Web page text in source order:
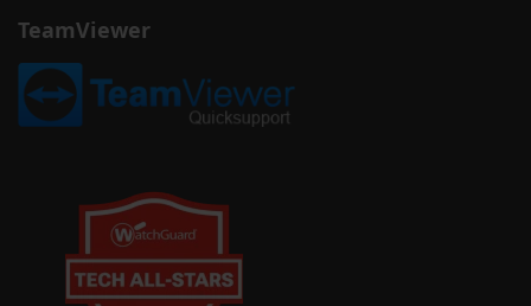
TeamViewer